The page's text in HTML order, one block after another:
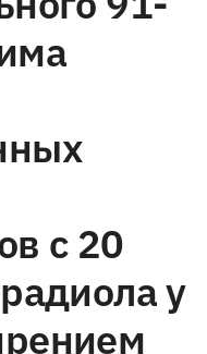
с 20
у